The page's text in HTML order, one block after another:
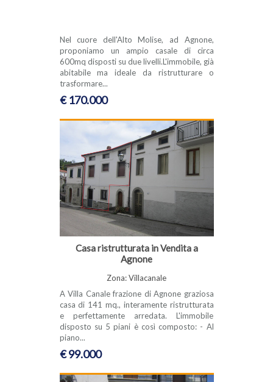
Nel cuore dell'Alto Molise, ad Agnone,
proponiamo un ampio casale di circa
600mq disposti su due livelli.L'immobile, già
abitabile ma ideale da ristrutturare o
trasformare...
€ 170.000
Casa ristrutturata in Vendita a
Agnone
Zona: Villacanale
A Villa Canale frazione di Agnone graziosa
casa di 141 mq., interamente ristrutturata
e perfettamente arredata. L'immobile
disposto su 5 piani è così composto: - Al
piano...
€ 99.000